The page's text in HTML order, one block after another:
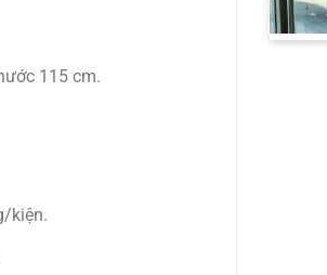
115 cm.
kiện.